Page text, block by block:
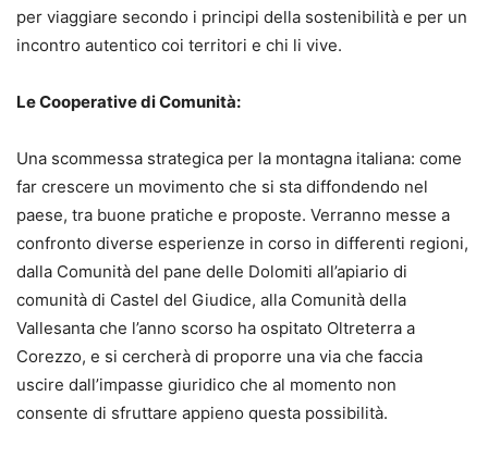
per viaggiare secondo i principi della sostenibilità e per un
incontro autentico coi territori e chi li vive.
Le Cooperative di Comunità:
Una scommessa strategica per la montagna italiana: come
far crescere un movimento che si sta diffondendo nel
paese, tra buone pratiche e proposte. Verranno messe a
confronto diverse esperienze in corso in differenti regioni,
dalla Comunità del pane delle Dolomiti all’apiario di
comunità di Castel del Giudice, alla Comunità della
Vallesanta che l’anno scorso ha ospitato Oltreterra a
Corezzo, e si cercherà di proporre una via che faccia
uscire dall’impasse giuridico che al momento non
consente di sfruttare appieno questa possibilità.